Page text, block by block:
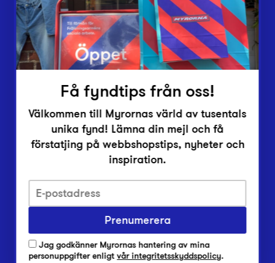
Inlämningsplatser
Om Myrorna
Lediga jobb
Pressrum
Integritetsskyddspolicy
Har du frågor om onlineköp, leverans eller retur?
Har du frågor om vår verksamhet?
Vanliga frågor om Myrorna
Få fyndtips från oss!
Välkommen till Myrornas värld av tusentals
unika fynd! Lämna din mejl och få
förstatjing på webbshopstips, nyheter och
inspiration.
Prenumerera
Jag godkänner Myrornas hantering av mina
personuppgifter enligtvår integritetsskyddspolicy.